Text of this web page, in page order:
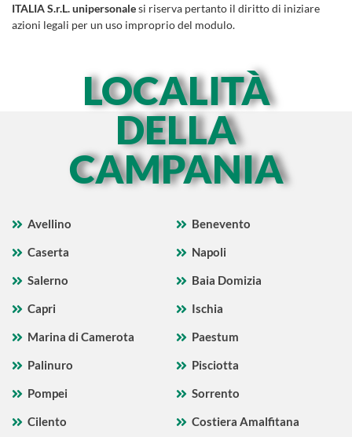
ITALIA S.r.L. unipersonalesi riserva pertanto il diritto di iniziare
azioni legali per un uso improprio del modulo.
LOCALITÀ
DELLA
CAMPANIA
Avellino
Benevento
Caserta
Napoli
Salerno
Baia Domizia
Capri
Ischia
Marina di Camerota
Paestum
Palinuro
Pisciotta
Pompei
Sorrento
Cilento
Costiera Amalfitana